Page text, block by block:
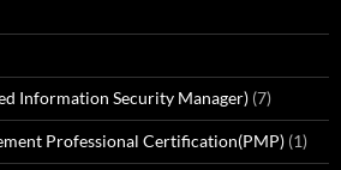
Information Security Manager) (7)
Professional Certification(PMP) (1)